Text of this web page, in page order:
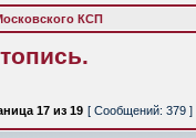
КСП
17 из 19 [ Сообщений: 379 ]